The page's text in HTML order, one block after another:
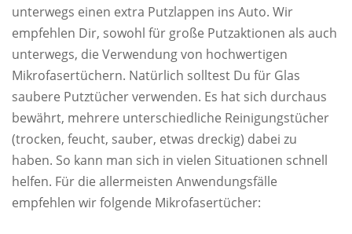
unterwegs einen extra Putzlappen ins Auto. Wir
empfehlen Dir, sowohl für große Putzaktionen als auch
unterwegs, die Verwendung von hochwertigen
Mikrofasertüchern. Natürlich solltest Du für Glas
saubere Putztücher verwenden. Es hat sich durchaus
bewährt, mehrere unterschiedliche Reinigungstücher
(trocken, feucht, sauber, etwas dreckig) dabei zu
haben. So kann man sich in vielen Situationen schnell
helfen. Für die allermeisten Anwendungsfälle
empfehlen wir folgende Mikrofasertücher: